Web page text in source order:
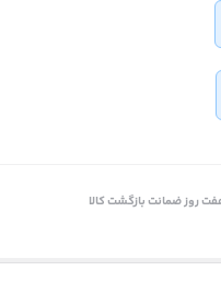
روز ضمانت بازگشت کالا